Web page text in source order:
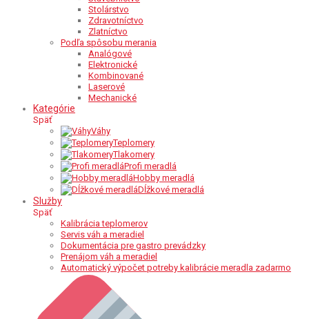
Stolárstvo
Zdravotníctvo
Zlatníctvo
Podľa spôsobu merania
Analógové
Elektronické
Kombinované
Laserové
Mechanické
Kategórie
Späť
Váhy
Teplomery
Tlakomery
Profi meradlá
Hobby meradlá
Dĺžkové meradlá
Služby
Späť
Kalibrácia teplomerov
Servis váh a meradiel
Dokumentácia pre gastro prevádzky
Prenájom váh a meradiel
Automatický výpočet potreby kalibrácie meradla zadarmo